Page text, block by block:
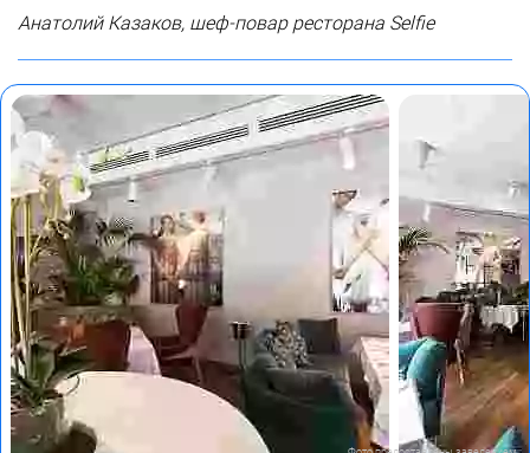
Анатолий Казаков, шеф-повар ресторана Selfie